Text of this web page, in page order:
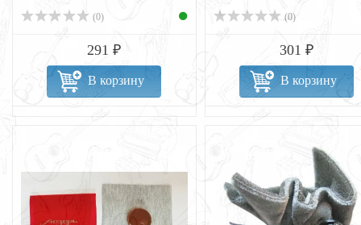
(0)
291 ₽
В корзину
(0)
301 ₽
В корзину